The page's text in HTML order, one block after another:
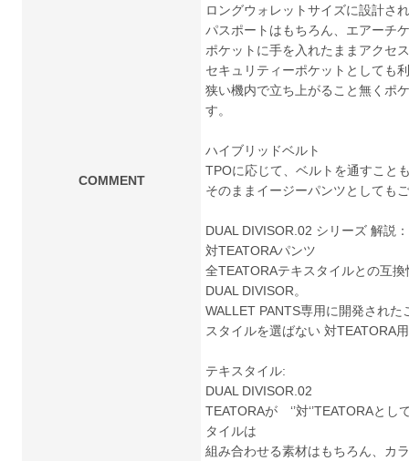
COMMENT
ロングウォレットサイズに設計さ
パスポートはもちろん、エアーチ
ポケットに手を入れたままアクセ
セキュリティーポケットとしても
狭い機内で立ち上がること無くポ
す。
ハイブリッドベルト
TPOに応じて、ベルトを通すこと
そのままイージーパンツとしても
DUAL DIVISOR.02 シリーズ 解説：
対TEATORAパンツ
全TEATORAテキスタイルとの互
DUAL DIVISOR。
WALLET PANTS専用に開発され
スタイルを選ばない 対TEATORA
テキスタイル:
DUAL DIVISOR.02
TEATORAが ‘’対‘’TEATORAと
タイルは
組み合わせる素材はもちろん、カ